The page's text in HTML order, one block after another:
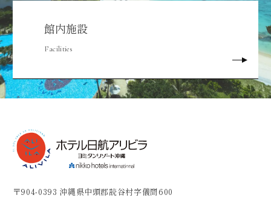
館内施設
Facilities
〒904-0393 沖縄県中頭郡読谷村字儀間600